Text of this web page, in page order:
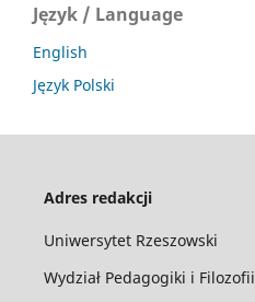
Język / Language
English
Język Polski
Adres redakcji
Uniwersytet Rzeszowski
Wydział Pedagogiki i Filozofii